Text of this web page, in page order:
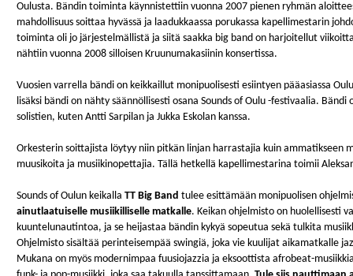
Oulusta. Bändin toiminta käynnistettiin vuonna 2007 pienen ryhmän
mahdollisuus soittaa hyvässä ja laadukkaassa porukassa kapellimestarin
toiminta oli jo järjestelmällistä ja siitä saakka big band on harjoitellut
nähtiin vuonna 2008 silloisen Kruunumakasiinin konsertissa.
Vuosien varrella bändi on keikkaillut monipuolisesti esiintyen pääasiassa
lisäksi bändi on nähty säännöllisesti osana Sounds of Oulu -festivaalia.
solistien, kuten Antti Sarpilan ja Jukka Eskolan kanssa.
Orkesterin soittajista löytyy niin pitkän linjan harrastajia kuin ammatikseen
muusikoita ja musiikinopettajia. Tällä hetkellä kapellimestarina toimii
Sounds of Oulun keikalla TT Big Band tulee esittämään monipuolisen
ainutlaatuiselle musiikilliselle matkalle. Keikan ohjelmisto on huolellisesti
kuuntelunautintoa, ja se heijastaa bändin kykyä sopeutua sekä tulkita
Ohjelmisto sisältää perinteisempää swingiä, joka vie kuulijat aikamatkalle
Mukana on myös modernimpaa fuusiojazzia ja eksoottista afrobeat-